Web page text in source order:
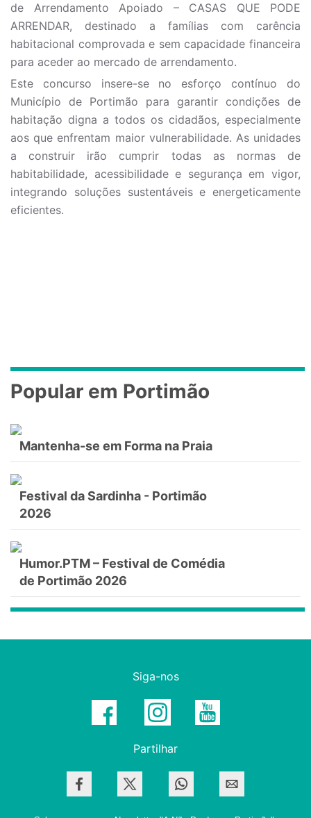
de Arrendamento Apoiado – CASAS QUE PODE
ARRENDAR, destinado a famílias com carência
habitacional comprovada e sem capacidade financeira
para aceder ao mercado de arrendamento.
Este concurso insere-se no esforço contínuo do
Município de Portimão para garantir condições de
habitação digna a todos os cidadãos, especialmente
aos que enfrentam maior vulnerabilidade. As unidades
a construir irão cumprir todas as normas de
habitabilidade, acessibilidade e segurança em vigor,
integrando soluções sustentáveis e energeticamente
eficientes.
Popular em Portimão
Mantenha-se em Forma na Praia
Festival da Sardinha - Portimão
2026
Humor.PTM – Festival de Comédia
de Portimão 2026
Siga-nos
Partilhar